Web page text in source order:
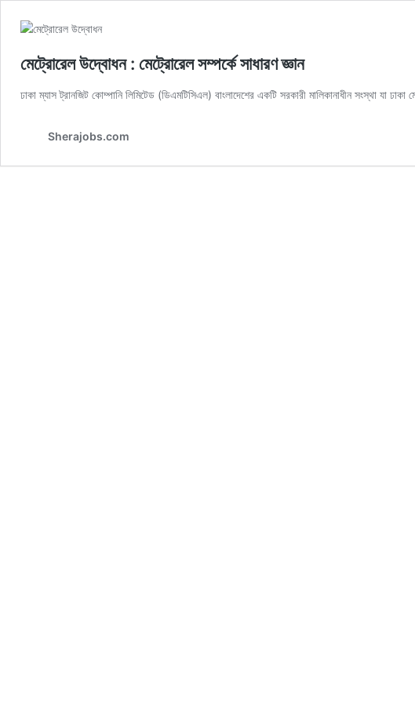
মেট্রোরেল উদ্বোধন : মেট্রোরেল সম্পর্কে সাধারণ জ্ঞান
ঢাকা ম্যাস ট্রানজিট কোম্পানি লিমিটেড (ডিএমটিসিএল) বাংলাদেশের একটি সরকারী মালিকানাধীন সংস্থা যা
Sherajobs.com